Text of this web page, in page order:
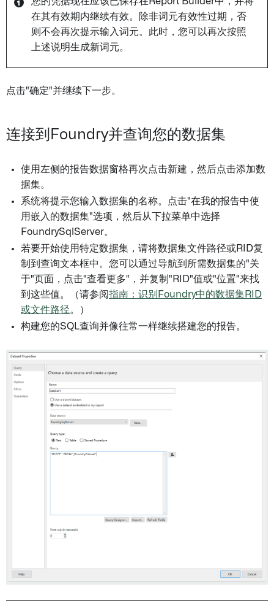
在其有效期内继续有效。除非词元有效性过期，否
则不会再次提示输入词元。此时，您可以再次按照
上述说明生成新词元。
点击"确定"并继续下一步。
连接到Foundry并查询您的数据集
使用左侧的报告数据窗格再次点击新建，然后点击添加数
据集。
系统将提示您输入数据集的名称。点击"在我的报告中使
用嵌入的数据集"选项，然后从下拉菜单中选择
FoundrySqlServer。
若要开始使用特定数据集，请将数据集文件路径或RID复
制到查询文本框中。您可以通过导航到所需数据集的"关
于"页面，点击"查看更多"，并复制"RID"值或"位置"来找
到这些值。（请参阅指南：识别Foundry中的数据集RID
或文件路径。）
构建您的SQL查询并像往常一样继续搭建您的报告。